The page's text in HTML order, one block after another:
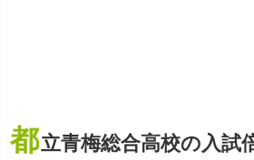
都立青梅総合高校の入試